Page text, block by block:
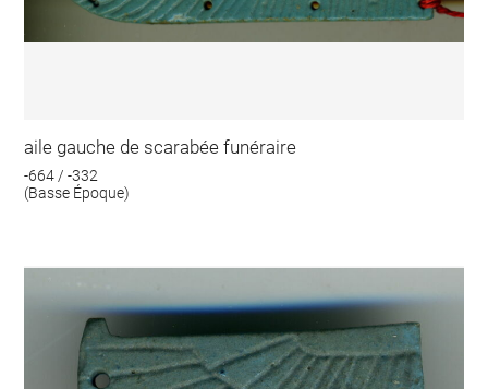
aile gauche de scarabée funéraire
-664 / -332
(Basse Époque)